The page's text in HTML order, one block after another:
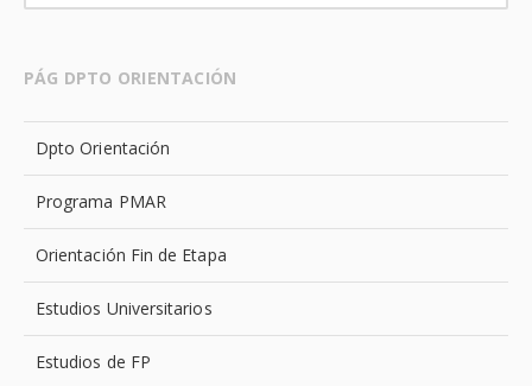
PÁG DPTO ORIENTACIÓN
Dpto Orientación
Programa PMAR
Orientación Fin de Etapa
Estudios Universitarios
Estudios de FP